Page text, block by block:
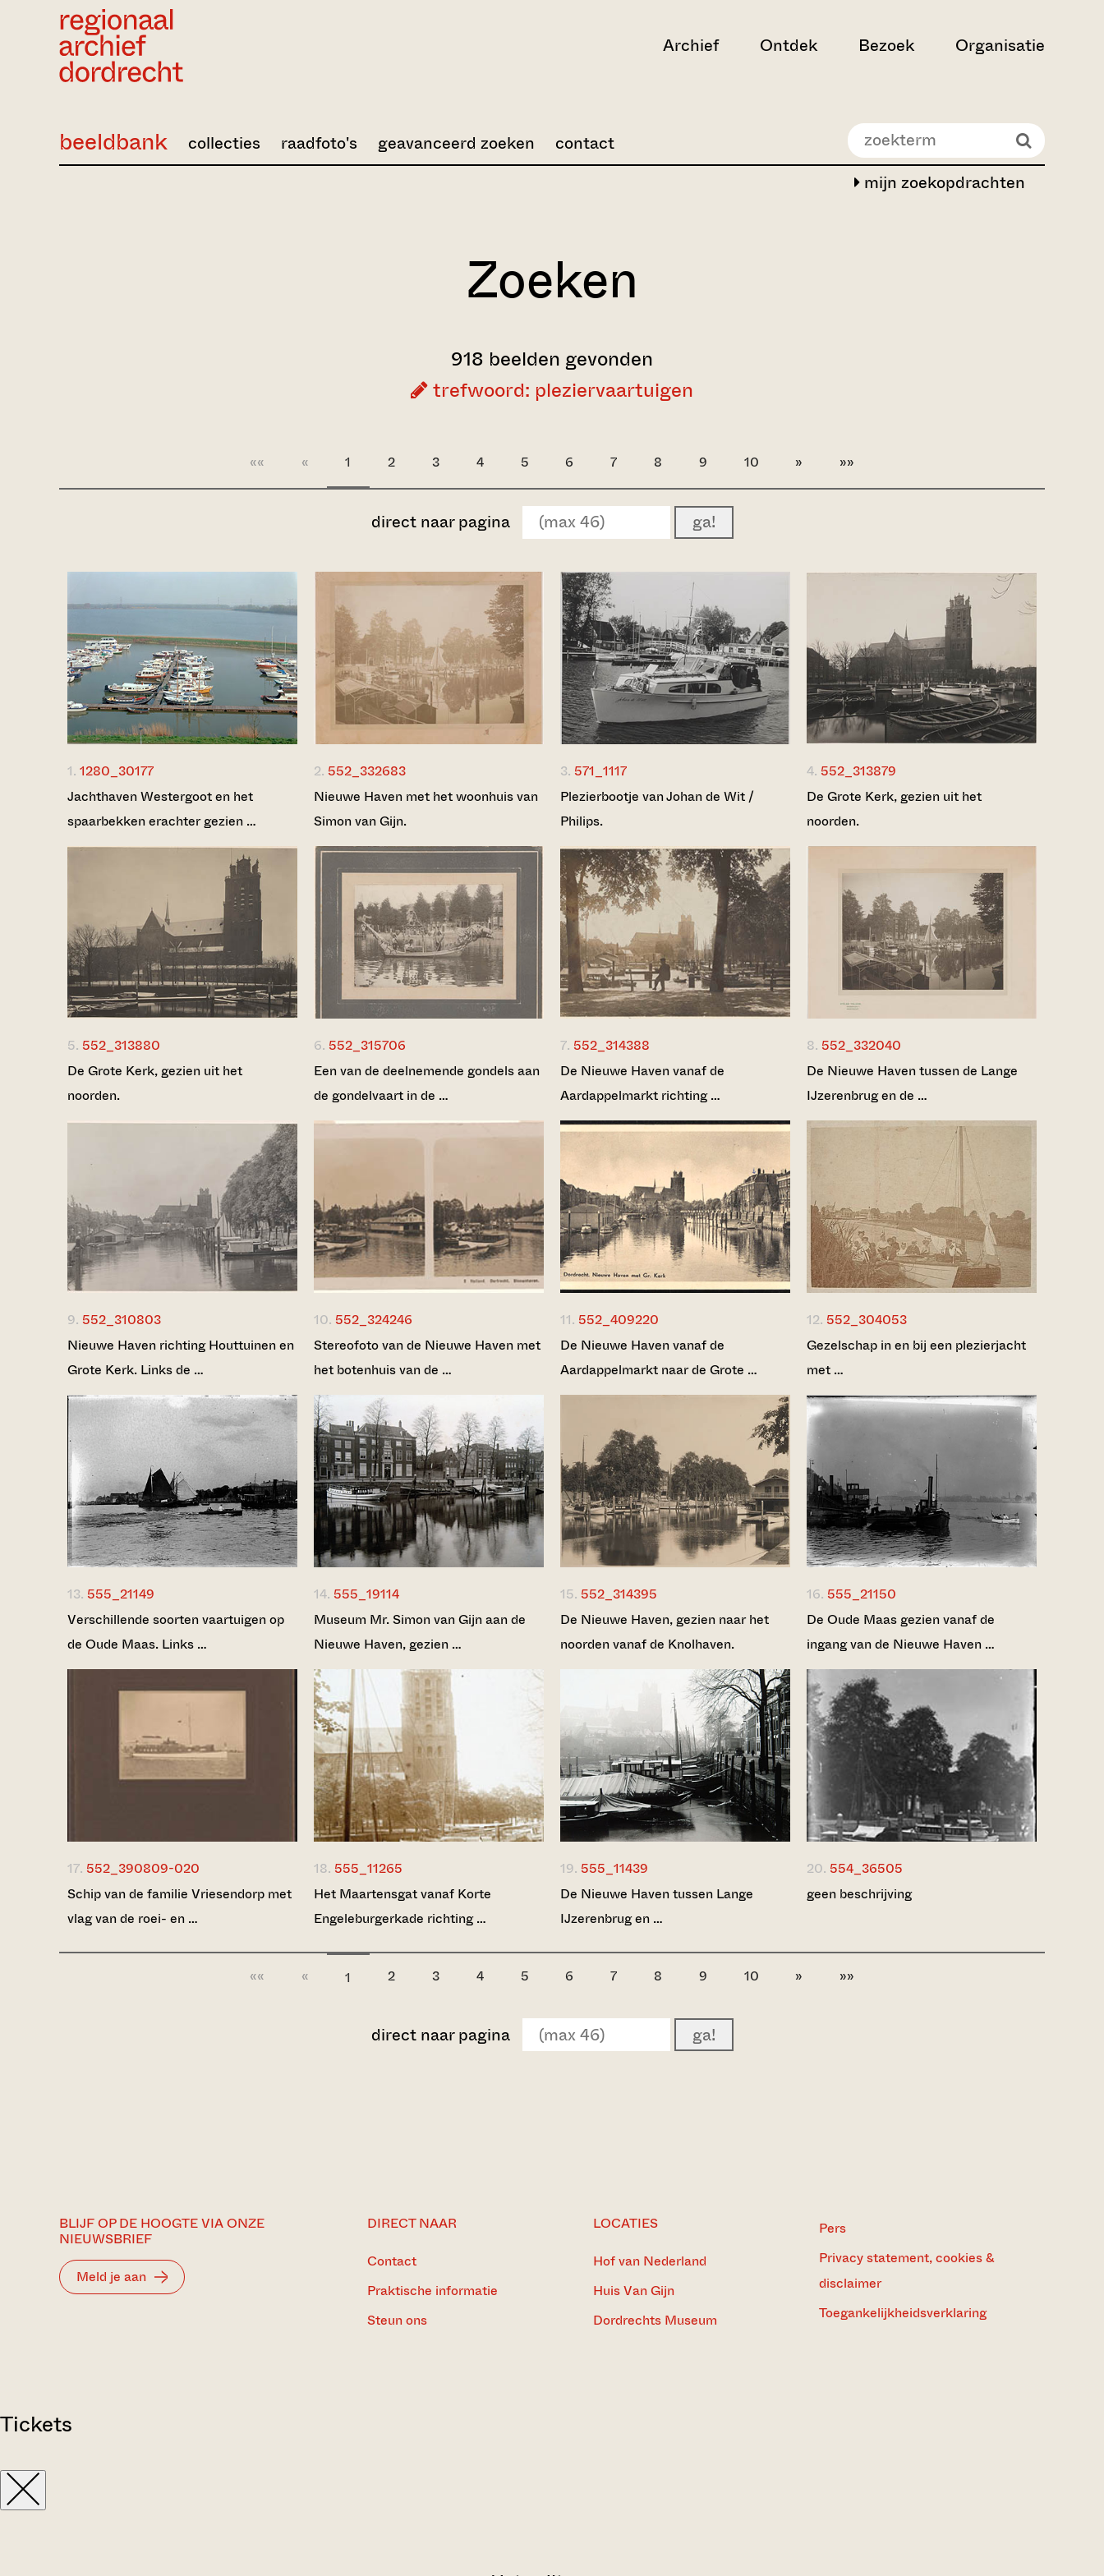
Archief Ontdek Bezoek Organisatie
mijn zoekopdrachten
beeldbank collecties raadfoto's geavanceerd zoeken contact
Zoeken
918 beelden gevonden
trefwoord: pleziervaartuigen
«« « 1 2 3 4 5 6 7 8 9 10 » »»
direct naar pagina ga!
1. 1280_30177
Jachthaven Westergoot en het
spaarbekken erachter gezien …
2. 552_332683
Nieuwe Haven met het woonhuis van
Simon van Gijn.
3. 571_1117
Plezierbootje van Johan de Wit /
Philips.
4. 552_313879
De Grote Kerk, gezien uit het
noorden.
5. 552_313880
De Grote Kerk, gezien uit het
noorden.
6. 552_315706
Een van de deelnemende gondels aan
de gondelvaart in de …
7. 552_314388
De Nieuwe Haven vanaf de
Aardappelmarkt richting …
8. 552_332040
De Nieuwe Haven tussen de Lange
IJzerenbrug en de …
9. 552_310803
Nieuwe Haven richting Houttuinen en
Grote Kerk. Links de …
10. 552_324246
Stereofoto van de Nieuwe Haven met
het botenhuis van de …
11. 552_409220
De Nieuwe Haven vanaf de
Aardappelmarkt naar de Grote …
12. 552_304053
Gezelschap in en bij een plezierjacht
met …
13. 555_21149
Verschillende soorten vaartuigen op
de Oude Maas. Links …
14. 555_19114
Museum Mr. Simon van Gijn aan de
Nieuwe Haven, gezien …
15. 552_314395
De Nieuwe Haven, gezien naar het
noorden vanaf de Knolhaven.
16. 555_21150
De Oude Maas gezien vanaf de
ingang van de Nieuwe Haven …
17. 552_390809-020
Schip van de familie Vriesendorp met
vlag van de roei- en …
18. 555_11265
Het Maartensgat vanaf Korte
Engeleburgerkade richting …
19. 555_11439
De Nieuwe Haven tussen Lange
IJzerenbrug en …
20. 554_36505
geen beschrijving
«« « 1 2 3 4 5 6 7 8 9 10 » »»
direct naar pagina ga!
BLIJF OP DE HOOGTE VIA ONZE
NIEUWSBRIEF
Meld je aan
DIRECT NAAR
Contact
Praktische informatie
Steun ons
LOCATIES
Hof van Nederland
Huis Van Gijn
Dordrechts Museum
Pers
Privacy statement, cookies &
disclaimer
Toegankelijkheidsverklaring
Tickets